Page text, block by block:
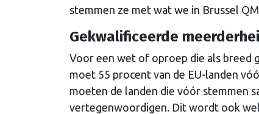
stemmen ze met wat we in Brussel
Gekwalificeerde
Voor een wet of oproep die als breed
moet 55 procent van de EU-landen
moeten de landen die vóór stemmen
vertegenwoordigen. Dit wordt ook